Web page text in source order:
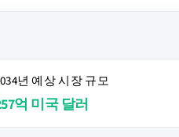
년 예상 시장 규모
억 미국 달러